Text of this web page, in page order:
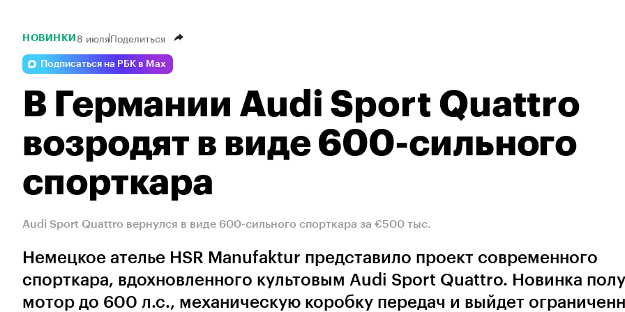
НОВИНКИ 8 июляПоделиться
Подписаться на РБК в Max
В Германии Audi Sport Quattro
возродят в виде 600-сильного
спорткара
Audi Sport Quattro вернулся в виде 600-сильного спорткара за €500 тыс.
Немецкое ателье HSR Manufaktur представило проект современного
спорткара, вдохновленного культовым Audi Sport Quattro. Новинка
мотор до 600 л.с., механическую коробку передач и выйдет